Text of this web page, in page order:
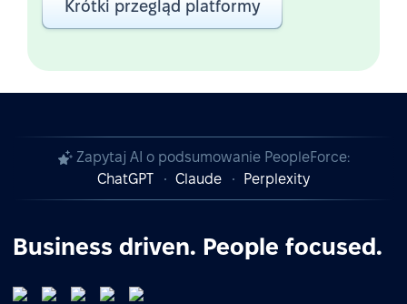
Krótki przegląd platformy
Zapytaj AI o podsumowanie PeopleForce:
ChatGPT
Claude Perplexity
Business driven. People focused.